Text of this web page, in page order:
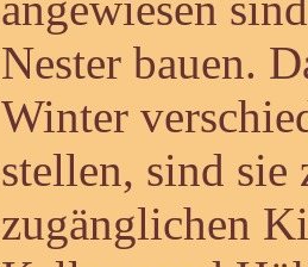
Nester bauen.
Winter
stellen, sind
zugänglichen